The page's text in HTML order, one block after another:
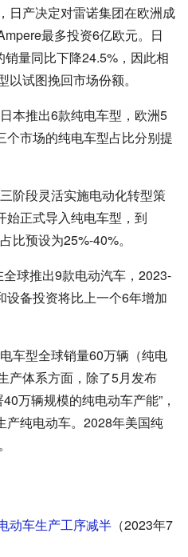
日产决定对雷诺集团在欧洲成
最多投资6亿欧元。日
销量同比下降24.5%，因此相
试图挽回市场份额。
推出6款纯电车型，欧洲5
市场的纯电车型占比分别提
段灵活实施电动化转型策
始正式导入纯电车型，到
比预设为25%-40%。
球推出9款电动汽车，2023-
备投资将比上一个6年增加
型全球销量60万辆（纯电
产体系方面，除了5月发布
万辆规模的纯电动车产能”，
产纯电动车。2028年美国纯
动车生产工序减半 （2023年7